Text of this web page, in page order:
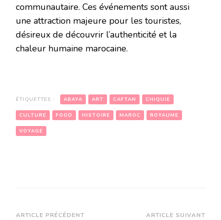
communautaire. Ces événements sont aussi
une attraction majeure pour les touristes,
désireux de découvrir l’authenticité et la
chaleur humaine marocaine.
ÉTIQUETTES : ABAYA ART CAFTAN CHIQUIE
CULTURE FOOD HISTOIRE MAROC ROYAUME
VOYAGE
ARTICLE PRÉCÉDENT ARTICLE SUIVANT